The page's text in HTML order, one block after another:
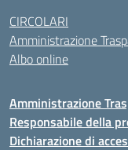
CIRCOLARI
Amministrazione
Albo online
Amministrazione
Responsabile della
Dichiarazione di